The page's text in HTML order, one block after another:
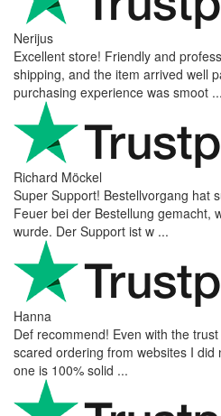
Nerijus
Excellent store! Friendly and
shipping, and the item arrived well
purchasing experience was smoot ...
Richard Möckel
Super Support! Bestellvorgang hat
Feuer bei der Bestellung gemacht,
wurde. Der Support ist w ...
Hanna
Def recommend! Even with the
scared ordering from websites I
one is 100% solid ...